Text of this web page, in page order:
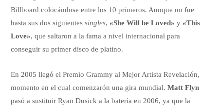
Billboard colocándose entre los 10 primeros. Aunque no fue
hasta sus dos siguientessingles, «She Will be Loved» y «This
Love», que saltaron a la fama a nivel internacional para
conseguir su primer disco de platino.
En 2005 llegó el Premio Grammy al Mejor Artista Revelación,
momento en el cual comenzarón una gira mundial.Matt Flyn
pasó a sustituir Ryan Dusick a la batería en 2006, ya que la